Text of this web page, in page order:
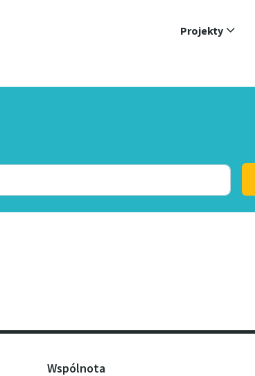
Projekty
Wspólnota